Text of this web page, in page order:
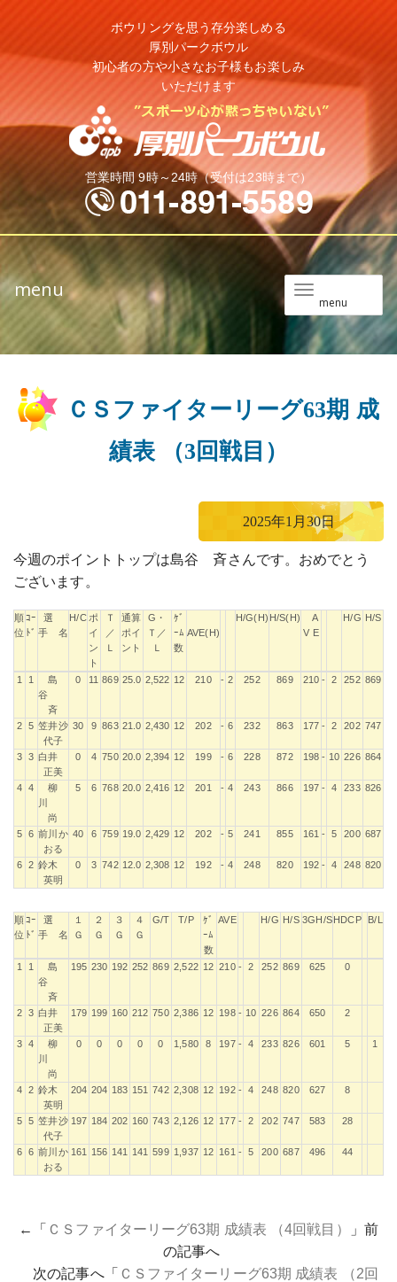
ボウリングを思う存分楽しめる
厚別パークボウル
初心者の方や小さなお子様もお楽しみ
いただけます
営業時間 9時～24時（受付は23時まで）
ニ
ュ
ー
menu
menu
ＣＳファイターリーグ63期 成
績表 （3回戦目）
2025年1月30日
今週のポイントトップは島谷 斉さんです。おめでとう
ございます。
順
位
ｺｰ
ﾄﾞ
選
手 名
H/C ポ
イ
ン
ト
Ｔ
／
Ｌ
通算
ポイ
ント
G・
Ｔ／
Ｌ
ｹﾞ
ｰﾑ
数
AVE(H)
H/G(H) H/S(H)
A
V E
H/G H/S
順
ｺｰ
選
手 名
H/C
ポ
ト
Ｔ
通算
G・
ｹﾞ
H/G(H) H/S(H)
A
H/G H/S
1 1
島
谷
斉
0 11 869 25.0 2,522 12 210 - 2 252 869 210 - 2 252 869
2 5 笠井沙
代子
30 9 863 21.0 2,430 12 202 - 6 232 863 177 - 2 202 747
3 3 白井
正美
0 4 750 20.0 2,394 12 199 - 6 228 872 198 - 10 226 864
4 4
柳
川
尚
5 6 768 20.0 2,416 12 201 - 4 243 866 197 - 4 233 826
5 6 前川か
おる
40 6 759 19.0 2,429 12 202 - 5 241 855 161 - 5 200 687
6 2 鈴木
英明
0 3 742 12.0 2,308 12 192 - 4 248 820 192 - 4 248 820
順
位
ｺｰ
ﾄﾞ
選
手 名
１
Ｇ
２
Ｇ
３
Ｇ
４
Ｇ
G/T T/P
ｹﾞ
ｰﾑ
数
AVE H/G H/S 3GH/SHDCP B/L
順
ｺｰ
選
手 名
１
２
３
４
G/T T/P
ｹﾞ AVE H/G H/S 3GH/S HDCP
1 1
島
谷
斉
195 230 192 252 869 2,522 12 210 - 2 252 869 625 0
2 3 白井
正美
179 199 160 212 750 2,386 12 198 - 10 226 864 650 2
3 4
柳
川
尚
0 0 0 0 0 1,580 8 197 - 4 233 826 601 5 1
4 2 鈴木
英明
204 204 183 151 742 2,308 12 192 - 4 248 820 627 8
5 5 笠井沙
代子
197 184 202 160 743 2,126 12 177 - 2 202 747 583 28
6 6 前川か
おる
161 156 141 141 599 1,937 12 161 - 5 200 687 496 44
←「 ＣＳファイターリーグ63期 成績表 （4回戦目）
」前
の記事へ
次の記事へ「 ＣＳファイターリーグ63期 成績表 （2回